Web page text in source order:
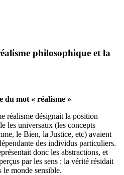
philosophique et la
du mot « réalisme »
réalisme désignait la position
les universaux (les concepts
le Bien, la Justice, etc) avaient
des individus particuliers.
donc les abstractions, et
par les sens : la vérité résidait
le monde sensible.